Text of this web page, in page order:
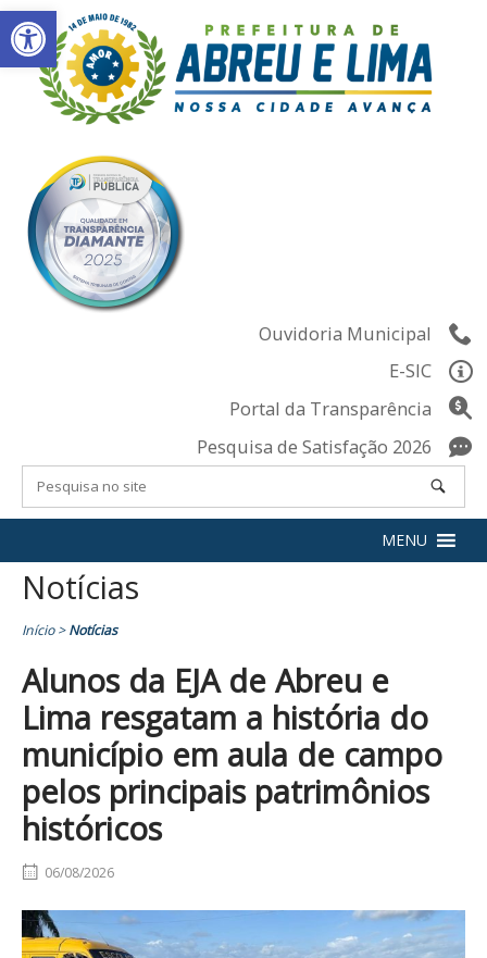
Abrir a barra de ferramentas
Skip
to
content
Ouvidoria Municipal
E-SIC
Portal da Transparência
Pesquisa de Satisfação 2026
MENU
Notícias
Início>Notícias
Alunos da EJA de Abreu e
Lima resgatam a história do
município em aula de campo
pelos principais patrimônios
históricos
06/08/2026